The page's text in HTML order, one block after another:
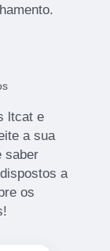
ltcat e
a sua
saber
a
os